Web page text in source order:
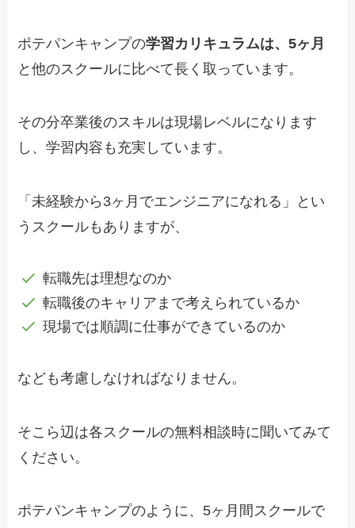
ポテパンキャンプの学習カリキュラムは、5ヶ月
と他のスクールに比べて長く取っています。
その分卒業後のスキルは現場レベルになります
し、学習内容も充実しています。
「未経験から3ヶ月でエンジニアになれる」とい
うスクールもありますが、
転職先は理想なのか
転職後のキャリアまで考えられているか
現場では順調に仕事ができているのか
なども考慮しなければなりません。
そこら辺は各スクールの無料相談時に聞いてみて
ください。
ポテパンキャンプのように、5ヶ月間スクールで